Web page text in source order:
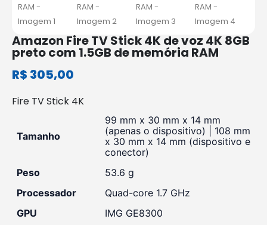
Amazon Fire TV Stick 4K de voz 4K 8GB
preto com 1.5GB de memória RAM
R$ 305,00
Fire TV Stick 4K
Tamanho
99 mm x 30 mm x 14 mm
(apenas o dispositivo) | 108 mm
x 30 mm x 14 mm (dispositivo e
conector)
Peso
53.6 g
Processador
Quad-core 1.7 GHz
GPU
IMG GE8300